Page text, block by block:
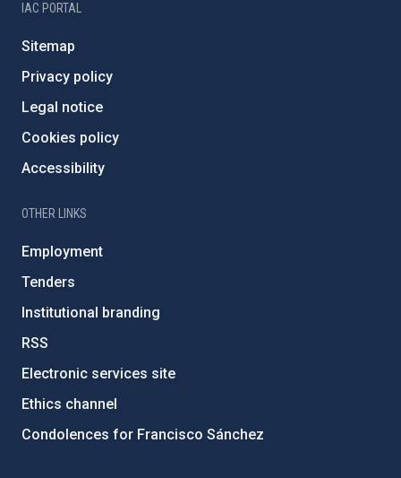
IAC PORTAL
Sitemap
Privacy policy
Legal notice
Cookies policy
Accessibility
OTHER LINKS
Employment
Tenders
Institutional branding
RSS
Electronic services site
Ethics channel
Condolences for Francisco Sánchez